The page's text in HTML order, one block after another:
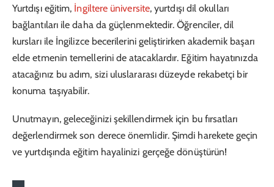
Yurtdışı eğitim, İngiltere üniversite, yurtdışı dil okulları
bağlantıları ile daha da güçlenmektedir. Öğrenciler, dil
kursları ile İngilizce becerilerini geliştirirken akademik başarı
elde etmenin temellerini de atacaklardır. Eğitim hayatınızda
atacağınız bu adım, sizi uluslararası düzeyde rekabetçi bir
konuma taşıyabilir.
Unutmayın, geleceğinizi şekillendirmek için bu fırsatları
değerlendirmek son derece önemlidir. Şimdi harekete geçin
ve yurtdışında eğitim hayalinizi gerçeğe dönüştürün!